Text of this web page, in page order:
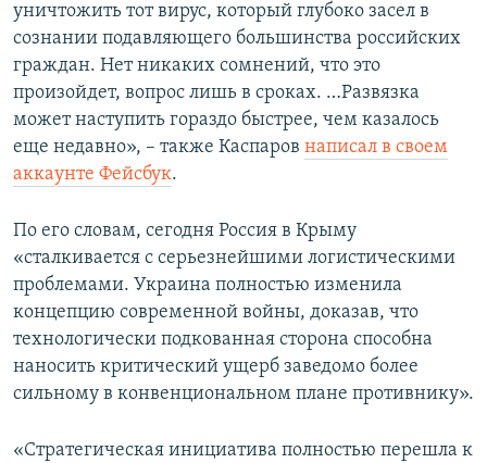
уничтожить тот вирус, который глубоко засел в
сознании подавляющего большинства российских
граждан. Нет никаких сомнений, что это
произойдет, вопрос лишь в сроках. …Развязка
может наступить гораздо быстрее, чем казалось
еще недавно», – также Каспаров написал в своем
аккаунте Фейсбук.
По его словам, сегодня Россия в Крыму
«сталкивается с серьезнейшими логистическими
проблемами. Украина полностью изменила
концепцию современной войны, доказав, что
технологически подкованная сторона способна
наносить критический ущерб заведомо более
сильному в конвенциональном плане противнику».
«Стратегическая инициатива полностью перешла к